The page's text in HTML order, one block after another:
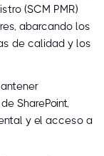
(SCM PMR)
abarcando los
de calidad y los
SharePoint,
y el acceso a